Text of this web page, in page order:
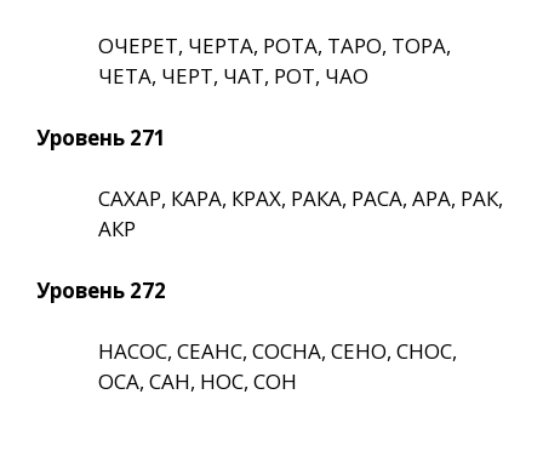
ОЧЕРЕТ, ЧЕРТА, РОТА, ТАРО, ТОРА,
ЧЕТА, ЧЕРТ, ЧАТ, РОТ, ЧАО
Уровень 271
САХАР, КАРА, КРАХ, РАКА, РАСА, АРА, РАК,
АКР
Уровень 272
НАСОС, СЕАНС, СОСНА, СЕНО, СНОС,
ОСА, САН, НОС, СОН